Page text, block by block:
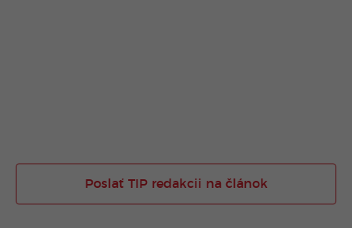
Poslať TIP redakcii na článok